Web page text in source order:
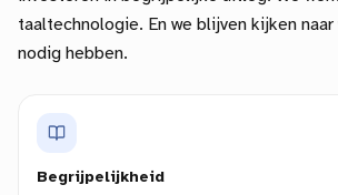
taaltechnologie. En we blijven kijken
nodig hebben.
Begrijpelijkheid